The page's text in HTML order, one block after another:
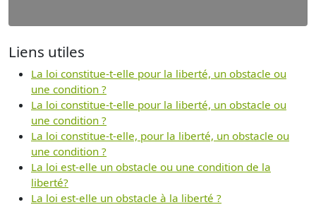
Liens utiles
La loi constitue-t-elle pour la liberté, un obstacle ou
une condition ?
La loi constitue-t-elle pour la liberté, un obstacle ou
une condition ?
La loi constitue-t-elle, pour la liberté, un obstacle ou
une condition ?
La loi est-elle un obstacle ou une condition de la
liberté?
La loi est-elle un obstacle à la liberté ?